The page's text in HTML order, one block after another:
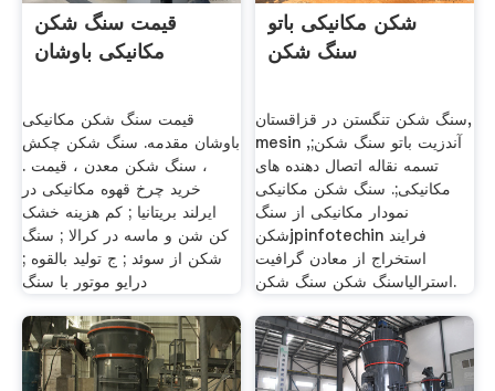
قیمت سنگ شکن
مکانیکی باوشان
قیمت سنگ شکن مکانیکی
باوشان مقدمه. سنگ شکن چکش
، سنگ شکن معدن ، قیمت .
خرید چرخ قهوه مکانیکی در
ایرلند بریتانیا ; کم هزینه خشک
کن شن و ماسه در کرالا ; سنگ
شکن از سوئد ; ج تولید بالقوه ;
درایو موتور با سنگ
شکن مکانیکی باتو
سنگ شکن
سنگ شکن تنگستن در قزاقستان,
mesin آندزیت باتو سنگ شکن;,
تسمه نقاله اتصال دهنده های
مکانیکی;. سنگ شکن مکانیکی
نمودار مکانیکی از سنگ
شکنjpinfotechin فرایند
استخراج از معادن گرافیت
استرالیاسنگ شکن سنگ شکن.